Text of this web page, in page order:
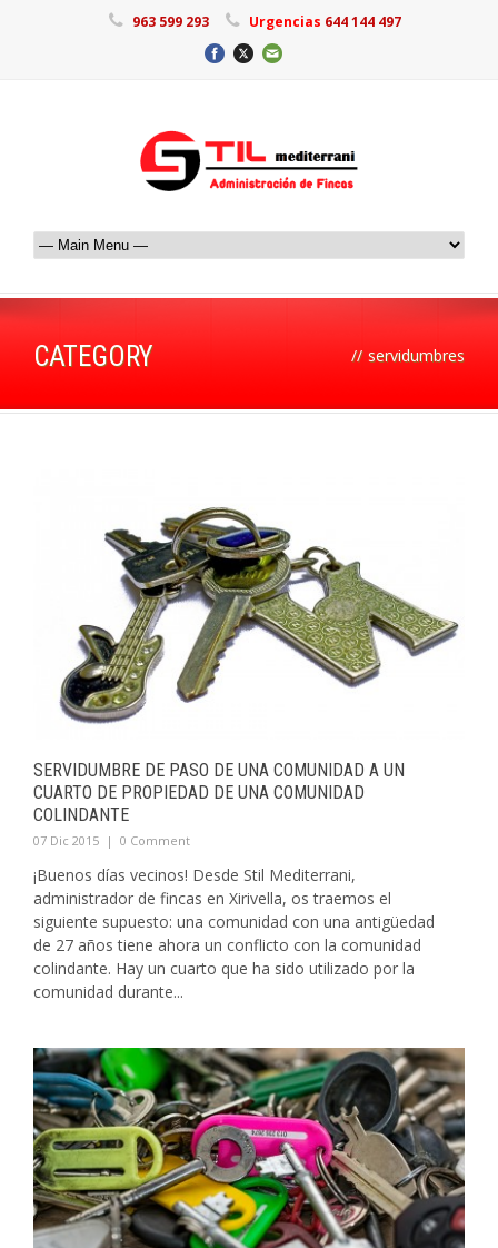
963 599 293 Urgencias 644 144 497
CATEGORY // servidumbres
SERVIDUMBRE DE PASO DE UNA COMUNIDAD A UN
CUARTO DE PROPIEDAD DE UNA COMUNIDAD
COLINDANTE
07 Dic 2015 | 0 Comment
¡Buenos días vecinos! Desde Stil Mediterrani,
administrador de fincas en Xirivella, os traemos el
siguiente supuesto: una comunidad con una antigüedad
de 27 años tiene ahora un conflicto con la comunidad
colindante. Hay un cuarto que ha sido utilizado por la
comunidad durante...